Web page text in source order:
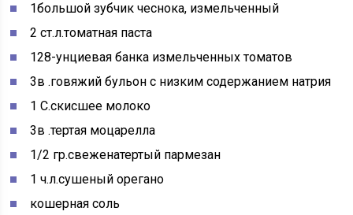
1большой зубчик чеснока, измельченный
2ст.л.томатная паста
128-унциевая банка измельченных томатов
3в.говяжий бульон с низким содержанием натрия
1С.скисшее молоко
3в.тертая моцарелла
1/2 гр.свеженатертый пармезан
1ч.л.сушеный орегано
кошерная соль